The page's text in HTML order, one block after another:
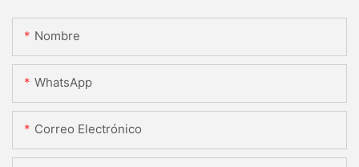
Nombre
WhatsApp
Correo Electrónico